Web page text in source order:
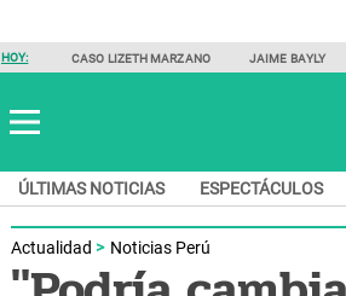
HOY: CASO LIZETH MARZANO JAIME BAYLY
ÚLTIMAS NOTICIAS ESPECTÁCULOS
Actualidad Noticias Perú